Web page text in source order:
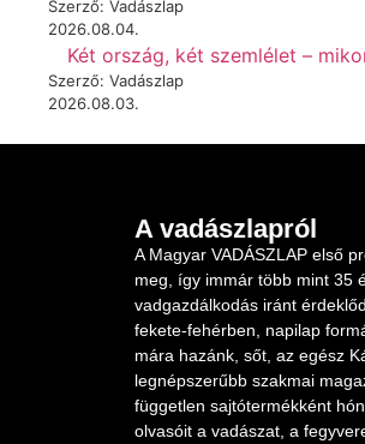
Szerző: Vadászlap
2026.08.04.
Két ország, két szemlélet –
Szerző: Vadászlap
2026.08.03.
A vadászlapról
A Magyar VADÁSZLAP első
meg, így immár több mint 35
vadgazdálkodás iránt
fekete-fehérben, napilap
mára hazánk, sőt, az egész
legnépszerűbb szakmai
független sajtótermékként
olvasóit a vadászat, a